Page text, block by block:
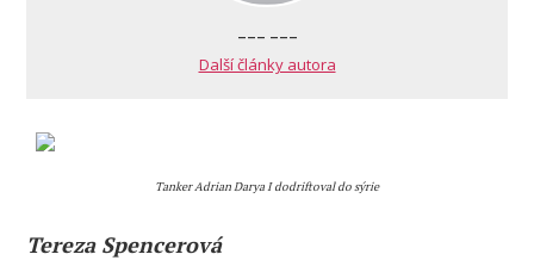
--- ---
Další články autora
TankerAdrian Darya I dodriftoval do sýrie
Tereza Spencerová